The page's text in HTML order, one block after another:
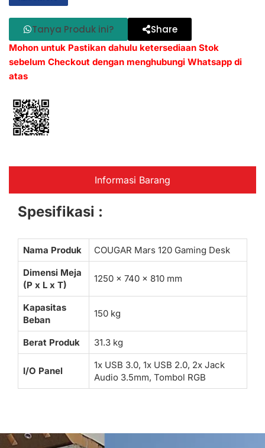
Tanya Produk ini? Share
Mohon untuk Pastikan dahulu ketersediaan Stok
sebelum Checkout dengan menghubungi Whatsapp di
atas
Informasi Barang
Spesifikasi :
Nama Produk
COUGAR Mars 120 Gaming Desk
Dimensi Meja
(P x L x T)
1250 x 740 x 810 mm
Kapasitas
Beban
150 kg
Berat Produk 31.3 kg
I/O Panel
1x USB 3.0, 1x USB 2.0, 2x Jack
Audio 3.5mm, Tombol RGB